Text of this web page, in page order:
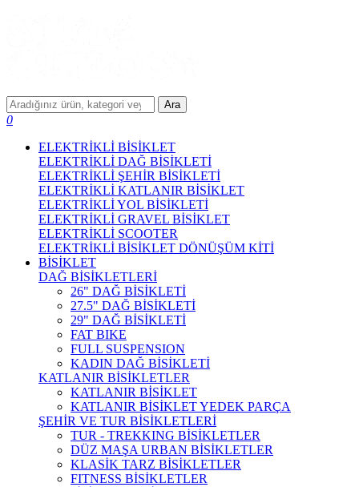
Ara
0
ELEKTRİKLİ BİSİKLET
ELEKTRİKLİ DAĞ BİSİKLETİ
ELEKTRİKLİ ŞEHİR BİSİKLETİ
ELEKTRİKLİ KATLANIR BİSİKLET
ELEKTRİKLİ YOL BİSİKLETİ
ELEKTRİKLİ GRAVEL BİSİKLET
ELEKTRİKLİ SCOOTER
ELEKTRİKLİ BİSİKLET DÖNÜŞÜM KİTİ
BİSİKLET
DAĞ BİSİKLETLERİ
26" DAĞ BİSİKLETİ
27.5" DAĞ BİSİKLETİ
29" DAĞ BİSİKLETİ
FAT BIKE
FULL SUSPENSION
KADIN DAĞ BİSİKLETİ
KATLANIR BİSİKLETLER
KATLANIR BİSİKLET
KATLANIR BİSİKLET YEDEK PARÇA
ŞEHİR VE TUR BİSİKLETLERİ
TUR - TREKKING BİSİKLETLER
DÜZ MAŞA URBAN BİSİKLETLER
KLASİK TARZ BİSİKLETLER
FITNESS BİSİKLETLER